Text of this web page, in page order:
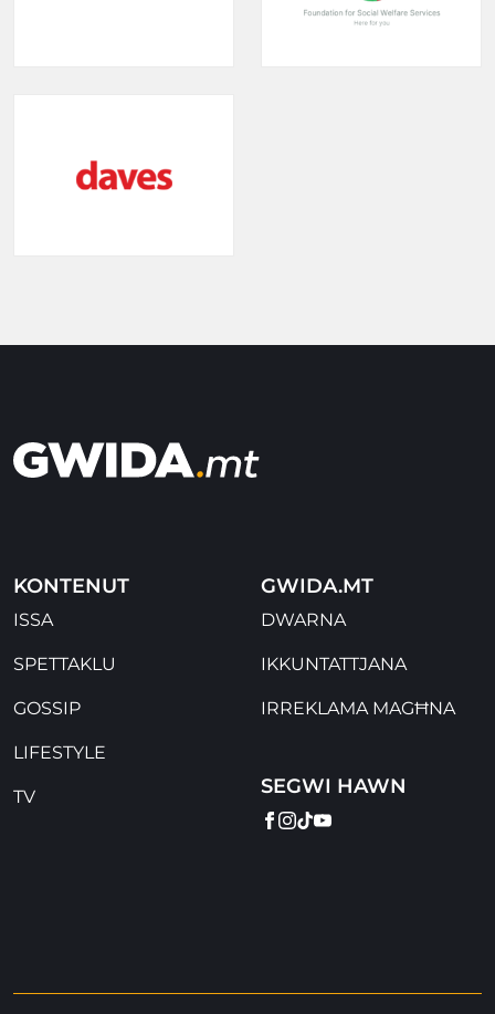
KONTENUT
ISSA
SPETTAKLU
GOSSIP
LIFESTYLE
TV
GWIDA.MT
DWARNA
IKKUNTATTJANA
IRREKLAMA MAGĦNA
SEGWI HAWN
FACEBOOK
INSTAGRAM
TIKTOK
YOUTUBE